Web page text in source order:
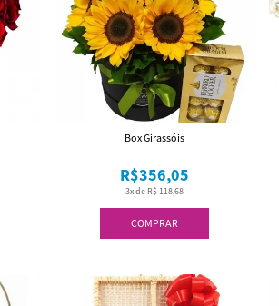
COMPRAR
3x de R$ 118,68
R$356,05
Box Girassóis